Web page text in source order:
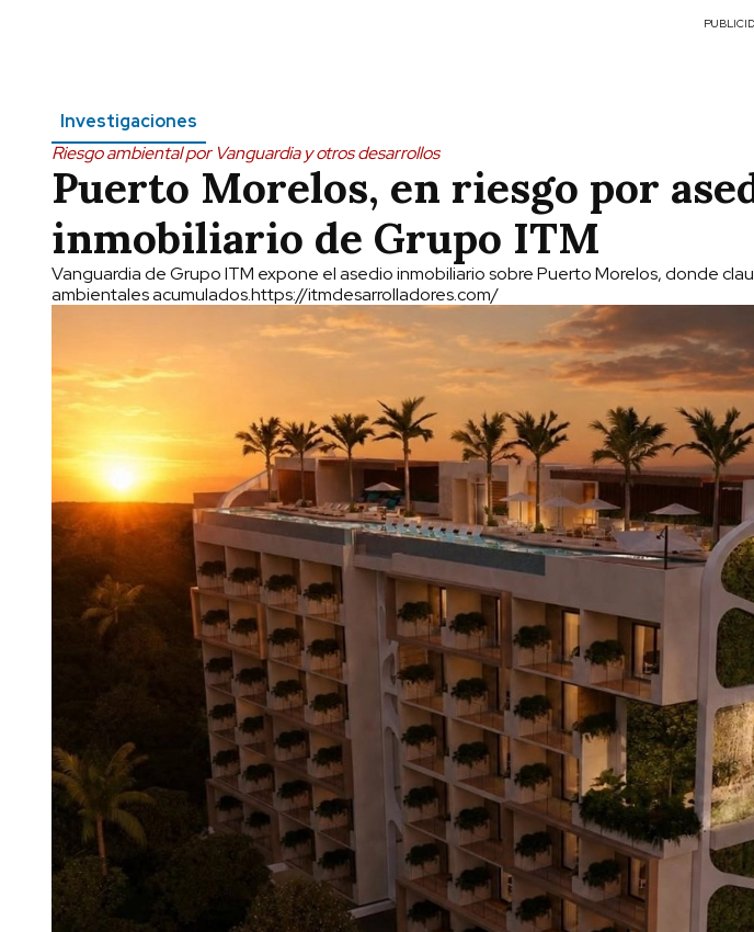
Investigaciones
Riesgo ambiental por Vanguardia y otros desarrollos
Puerto Morelos, en riesgo por
inmobiliario de Grupo ITM
Vanguardia de Grupo ITM expone el asedio inmobiliario sobre Puerto Morelos, donde
ambientales acumulados.https://itmdesarrolladores.com/